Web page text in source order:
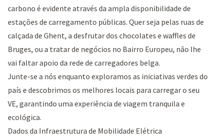
carbono é evidente através da ampla disponibilidade de
estações de carregamento públicas. Quer seja pelas ruas de
calçada de Ghent, a desfrutar dos chocolates e waffles de
Bruges, ou a tratar de negócios no Bairro Europeu, não lhe
vai faltar apoio da rede de carregadores belga.
Junte-se a nós enquanto exploramos as iniciativas verdes do
país e descobrimos os melhores locais para carregar o seu
VE, garantindo uma experiência de viagem tranquila e
ecológica.
Dados da Infraestrutura de Mobilidade Elétrica